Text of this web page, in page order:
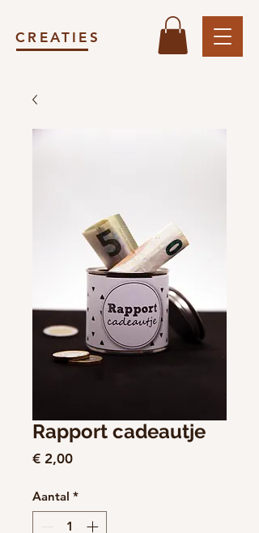
CREATIES
Rapport cadeautje
€ 2,00Prijs
Aantal *